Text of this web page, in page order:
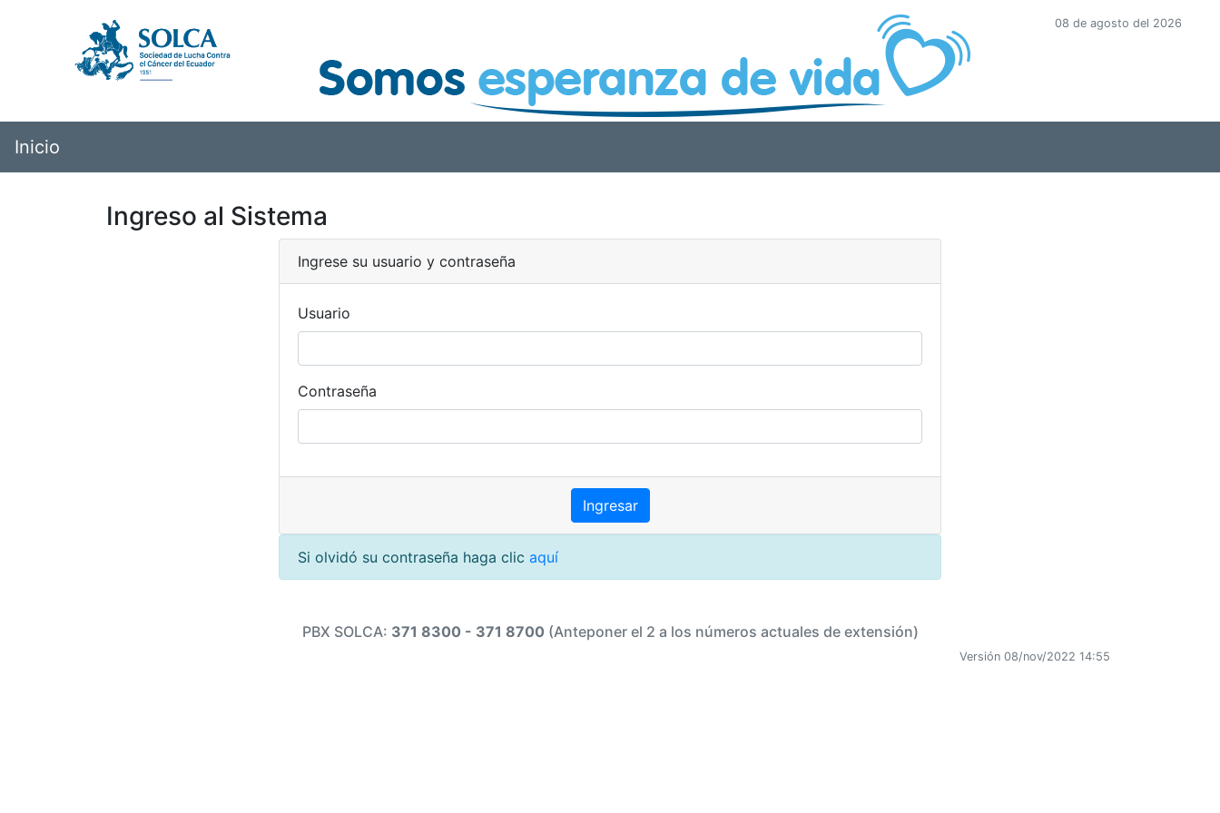
08 de agosto del 2026
Inicio
Ingreso al Sistema
Ingrese su usuario y contraseña
Usuario
Contraseña
Si olvidó su contraseña haga clic aquí
PBX SOLCA: 371 8300 - 371 8700 (Anteponer el 2 a los números actuales de extensión)
Versión 08/nov/2022 14:55